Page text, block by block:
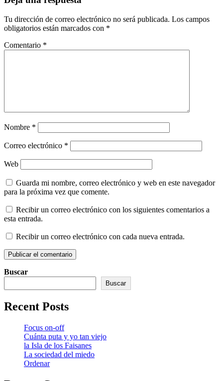
entradas
Tu dirección de correo electrónico no será publicada. Los campos
obligatorios están marcados con *
Comentario *
Nombre *
Correo electrónico *
Web
Guarda mi nombre, correo electrónico y web en este navegador
para la próxima vez que comente.
Recibir un correo electrónico con los siguientes comentarios a
esta entrada.
Recibir un correo electrónico con cada nueva entrada.
Buscar
Buscar
Recent Posts
Focus on-off
Cuánta puta y yo tan viejo
la Isla de los Faisanes
La sociedad del miedo
Ordenar